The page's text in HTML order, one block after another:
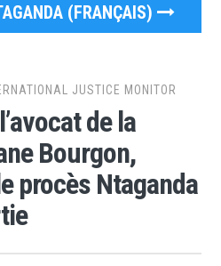
(FRANÇAIS)
JUSTICE MONITOR
de la
Bourgon,
procès Ntaganda